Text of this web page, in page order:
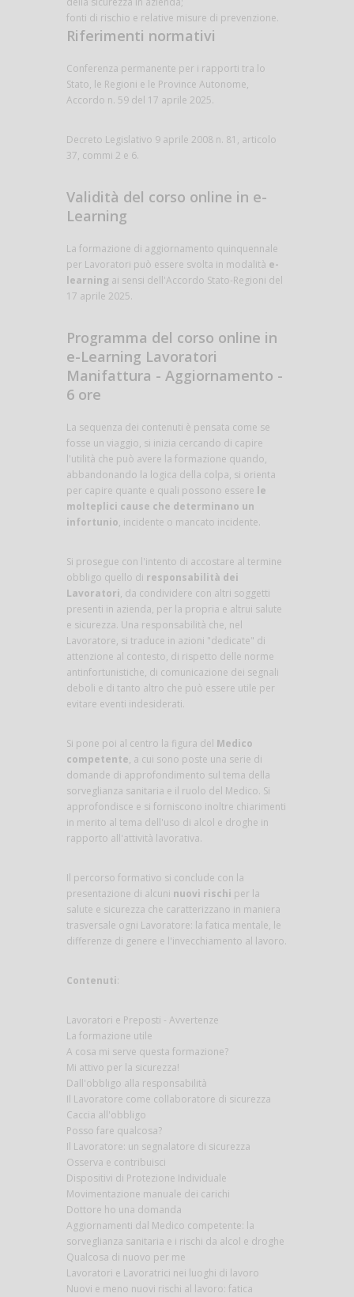
fonti di rischio e relative misure di prevenzione.
Riferimenti normativi
Conferenza permanente per i rapporti tra lo
Stato, le Regioni e le Province Autonome,
Accordo n. 59 del 17 aprile 2025.
Decreto Legislativo 9 aprile 2008 n. 81, articolo
37, commi 2 e 6.
Validità del corso online in e-
Learning
La formazione di aggiornamento quinquennale
per Lavoratori può essere svolta in modalità e-
learning ai sensi dell'Accordo Stato-Regioni del
17 aprile 2025.
Programma del corso online in
e-Learning Lavoratori
Manifattura - Aggiornamento -
6 ore
La sequenza dei contenuti è pensata come se
fosse un viaggio, si inizia cercando di capire
l'utilità che può avere la formazione quando,
abbandonando la logica della colpa, si orienta
per capire quante e quali possono essere le
molteplici cause che determinano un
infortunio, incidente o mancato incidente.
Si prosegue con l'intento di accostare al termine
obbligo quello di responsabilità dei
Lavoratori, da condividere con altri soggetti
presenti in azienda, per la propria e altrui salute
e sicurezza. Una responsabilità che, nel
Lavoratore, si traduce in azioni "dedicate" di
attenzione al contesto, di rispetto delle norme
antinfortunistiche, di comunicazione dei segnali
deboli e di tanto altro che può essere utile per
evitare eventi indesiderati.
Si pone poi al centro la figura del Medico
competente, a cui sono poste una serie di
domande di approfondimento sul tema della
sorveglianza sanitaria e il ruolo del Medico. Si
approfondisce e si forniscono inoltre chiarimenti
in merito al tema dell'uso di alcol e droghe in
rapporto all'attività lavorativa.
Il percorso formativo si conclude con la
presentazione di alcuni nuovi rischi per la
salute e sicurezza che caratterizzano in maniera
trasversale ogni Lavoratore: la fatica mentale, le
differenze di genere e l'invecchiamento al lavoro.
Contenuti:
Lavoratori e Preposti - Avvertenze
La formazione utile
A cosa mi serve questa formazione?
Mi attivo per la sicurezza!
Dall'obbligo alla responsabilità
Il Lavoratore come collaboratore di sicurezza
Caccia all'obbligo
Posso fare qualcosa?
Il Lavoratore: un segnalatore di sicurezza
Osserva e contribuisci
Dispositivi di Protezione Individuale
Movimentazione manuale dei carichi
Dottore ho una domanda
Aggiornamenti dal Medico competente: la
sorveglianza sanitaria e i rischi da alcol e droghe
Qualcosa di nuovo per me
Lavoratori e Lavoratrici nei luoghi di lavoro
Nuovi e meno nuovi rischi al lavoro: fatica